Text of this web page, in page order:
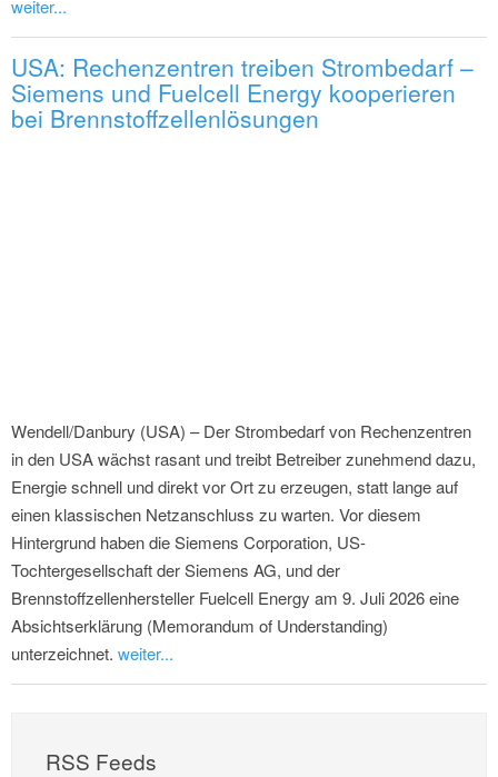
weiter...
USA: Rechenzentren treiben Strombedarf –
Siemens und Fuelcell Energy kooperieren
bei Brennstoffzellenlösungen
Wendell/Danbury (USA) – Der Strombedarf von Rechenzentren
in den USA wächst rasant und treibt Betreiber zunehmend dazu,
Energie schnell und direkt vor Ort zu erzeugen, statt lange auf
einen klassischen Netzanschluss zu warten. Vor diesem
Hintergrund haben die Siemens Corporation, US-
Tochtergesellschaft der Siemens AG, und der
Brennstoffzellenhersteller Fuelcell Energy am 9. Juli 2026 eine
Absichtserklärung (Memorandum of Understanding)
unterzeichnet. weiter...
RSS Feeds